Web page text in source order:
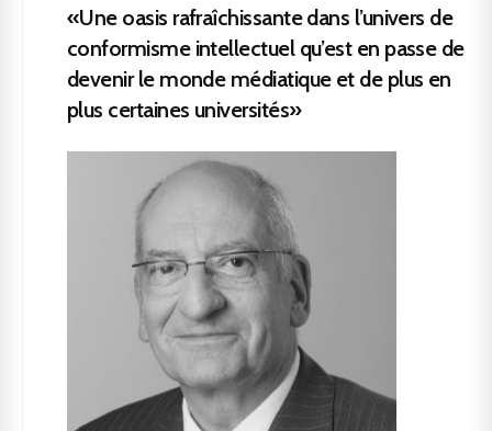
«Une oasis rafraîchissante dans l’univers de
conformisme intellectuel qu’est en passe de
devenir le monde médiatique et de plus en
plus certaines universités»